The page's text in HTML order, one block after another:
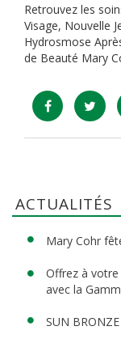
Retrouvez les
Visage, Nouvelle
Hydrosmose
de Beauté Mary
ACTUALITÉS
Mary Cohr
Offrez à
avec la
SUN